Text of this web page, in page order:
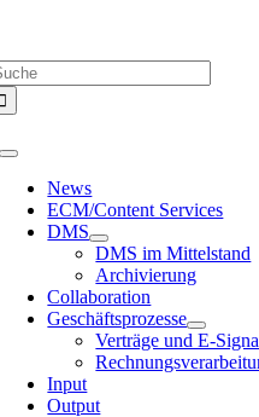
springen
Toggle
Navigation
News
ECM/Content Services
DMS
DMS im Mittelstand
Archivierung
Collaboration
Geschäftsprozesse
Verträge und E-
Input
Output